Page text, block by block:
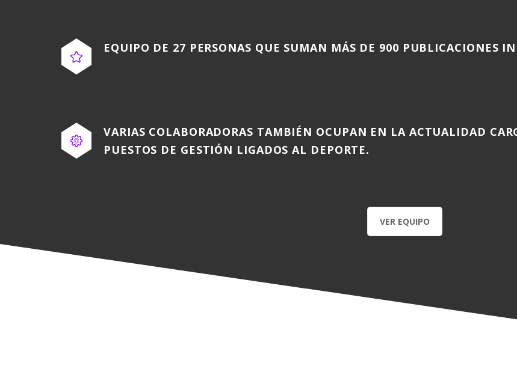
EQUIPO DE 27 PERSONAS QUE SUMAN MÁS DE 900 PUBLICACIONES
VARIAS COLABORADORAS TAMBIÉN OCUPAN EN LA ACTUALIDAD
PUESTOS DE GESTIÓN LIGADOS AL DEPORTE.
VER EQUIPO